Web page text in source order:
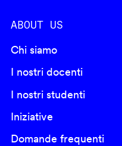
ABOUT US
Chi siamo
I nostri docenti
I nostri studenti
Iniziative
Domande frequenti